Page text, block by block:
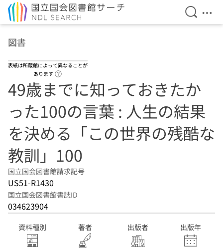
検索を
メ
図書
表紙は所蔵館によって異なることが
あります
49歳までに知っておきたか
った100の言葉 : 人生の結果
を決める「この世界の残酷な
教訓」100
国立国会図書館請求記号
US51-R1430
国立国会図書館書誌ID
034623904
資料種別 著者 出版者 出版年